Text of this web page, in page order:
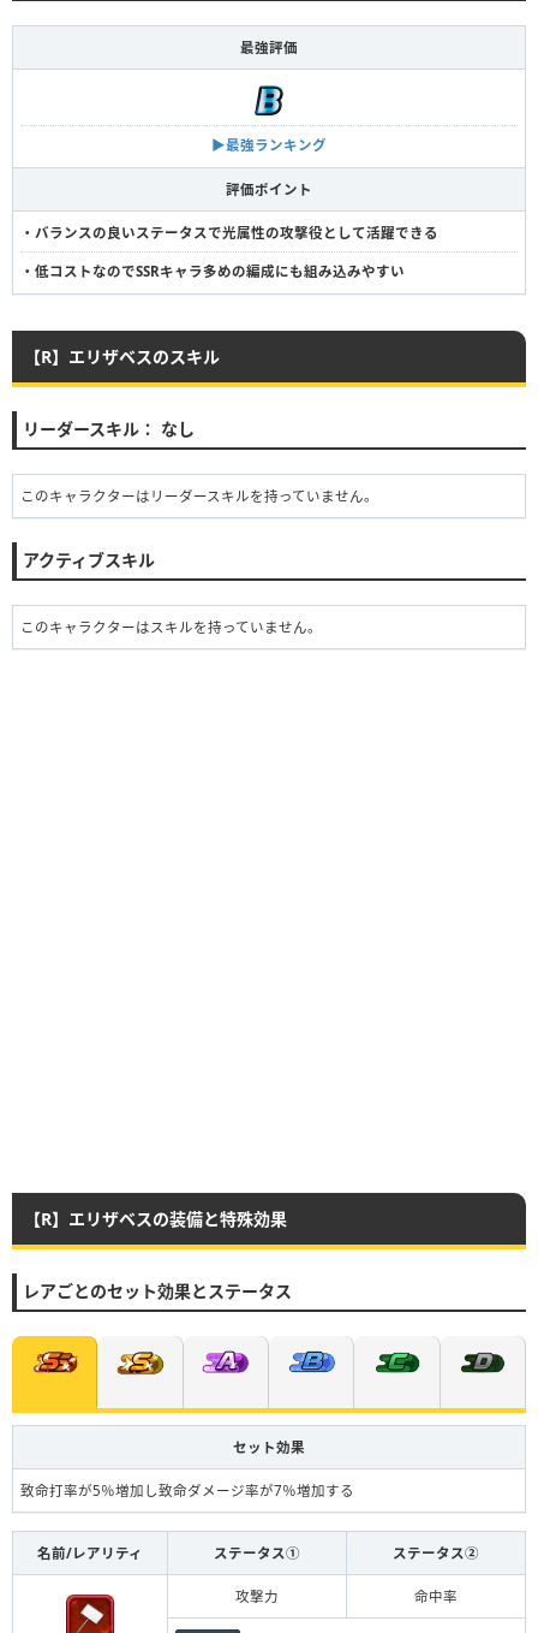
最強評価
▶︎最強ランキング
評価ポイント
・バランスの良いステータスで光属性の攻撃役として活躍できる
・低コストなのでSSRキャラ多めの編成にも組み込みやすい
【R】エリザベスのスキル
リーダースキル： なし
このキャラクターはリーダースキルを持っていません。
アクティブスキル
このキャラクターはスキルを持っていません。
【R】エリザベスの装備と特殊効果
レアごとのセット効果とステータス
セット効果
致命打率が5％増加し致命ダメージ率が7％増加する
名前/レアリティ ステータス① ステータス②
攻撃力 命中率